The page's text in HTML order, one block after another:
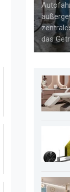
das